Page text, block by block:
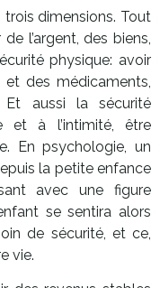
dimensions. Tout
l’argent, des biens,
physique: avoir
des médicaments,
aussi la sécurité
et à l’intimité, être
En psychologie, un
la petite enfance
avec une figure
se sentira alors
de sécurité, et ce,
vie.